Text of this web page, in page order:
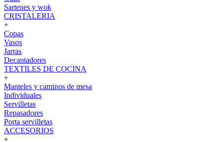
Sartenes y wok
CRISTALERIA
+
Copas
Vasos
Jarras
Decantadores
TEXTILES DE COCINA
+
Manteles y caminos de mesa
Individuales
Servilletas
Repasadores
Porta servilletas
ACCESORIOS
+